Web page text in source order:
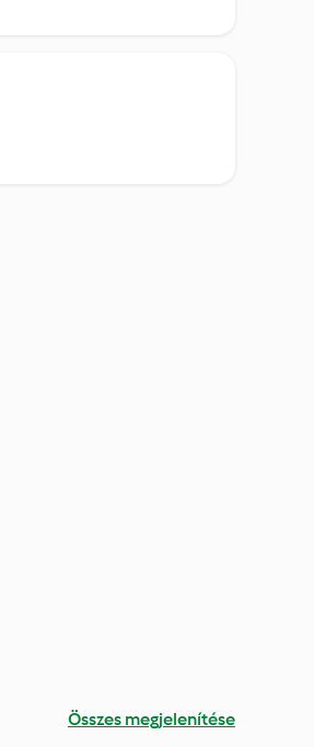
Összes megjelenítése